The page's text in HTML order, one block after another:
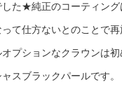
た★純正のコーティン
て仕方ないとのことで
プションなクラウンは初
スブラックパールです。